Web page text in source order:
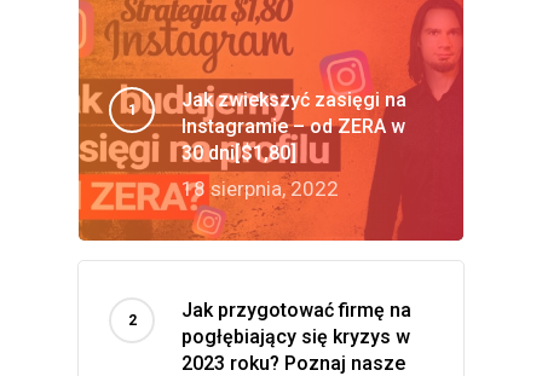
Jak zwiekszyć zasięgi na
Instagramie – od ZERA w
30 dni[$1,80]
18 sierpnia, 2022
Jak przygotować firmę na
pogłębiający się kryzys w
2023 roku? Poznaj nasze